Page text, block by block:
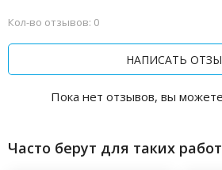
Кол-во отзывов: 0
НАПИСАТЬ
Пока нет отзывов, вы
Часто берут для таких